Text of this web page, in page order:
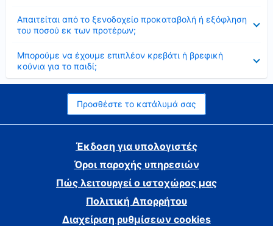
Απαιτείται από το ξενοδοχείο προκαταβολή ή εξόφληση
του ποσού εκ των προτέρων;
Μπορούμε να έχουμε επιπλέον κρεβάτι ή βρεφική
κούνια για το παιδί;
Προσθέστε το κατάλυμά σας
Έκδοση για υπολογιστές
Όροι παροχής υπηρεσιών
Πώς λειτουργεί ο ιστοχώρος μας
Πολιτική Απορρήτου
Διαχείριση ρυθμίσεων cookies